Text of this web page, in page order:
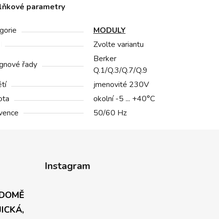
parametry
MODULY
Zvolte variantu
řady
Berker
Q.1/Q.3/Q.7/Q.9
jmenovité 230V
okolní -5 ... +40°C
50/60 Hz
Instagram